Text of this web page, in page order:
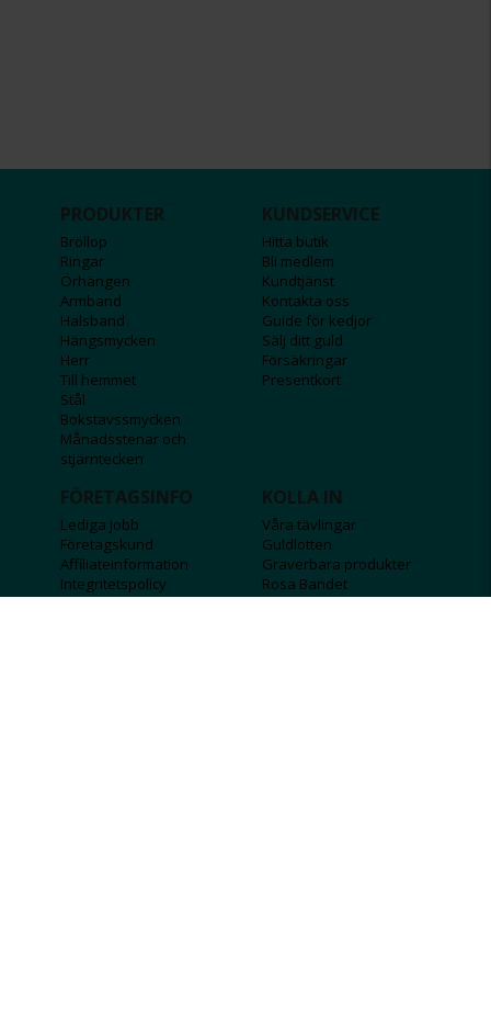
PRODUKTER
Bröllop
Ringar
Örhängen
Armband
Halsband
Hängsmycken
Herr
Till hemmet
Stål
Bokstavssmycken
Månadsstenar och
stjärntecken
KUNDSERVICE
Hitta butik
Bli medlem
Kundtjänst
Kontakta oss
Guide för kedjor
Sälj ditt guld
Försäkringar
Presentkort
FÖRETAGSINFO
Lediga jobb
Företagskund
Affiliateinformation
Integritetspolicy
Köpvillkor
KOLLA IN
Våra tävlingar
Guldlotten
Graverbara produkter
Rosa Bandet
Wolt